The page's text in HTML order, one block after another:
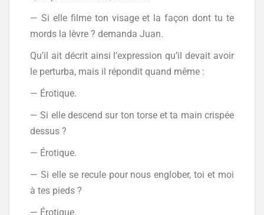
— Si elle filme ton visage et la façon dont tu te
mords la lèvre ? demanda Juan.
Qu’il ait décrit ainsi l’expression qu’il devait avoir
le perturba, mais il répondit quand même :
— Érotique.
— Si elle descend sur ton torse et ta main crispée
dessus ?
— Érotique.
— Si elle se recule pour nous englober, toi et moi
à tes pieds ?
— Érotique.